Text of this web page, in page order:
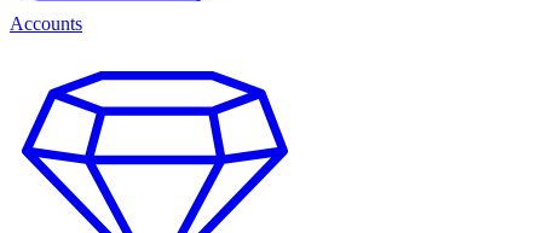
Accounts